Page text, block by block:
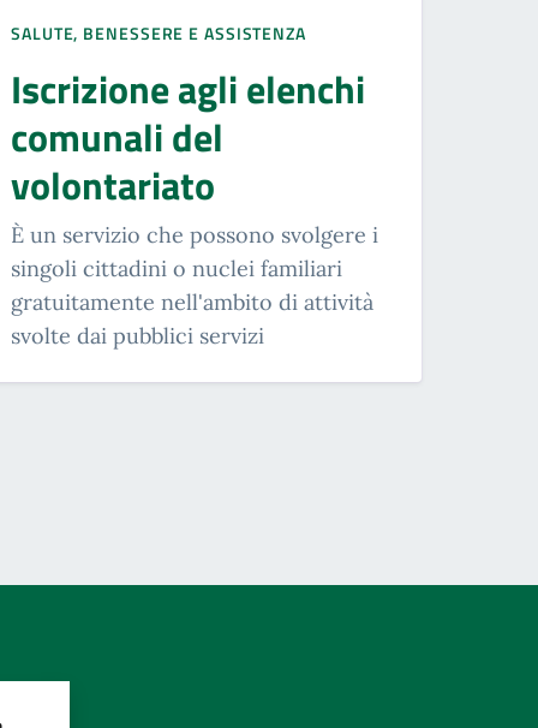
SALUTE, BENESSERE E ASSISTENZA
Iscrizione agli elenchi
comunali del
volontariato
È un servizio che possono svolgere i
singoli cittadini o nuclei familiari
gratuitamente nell'ambito di attività
svolte dai pubblici servizi